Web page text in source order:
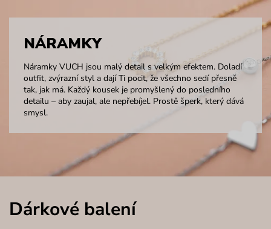
NÁRAMKY
Náramky VUCH jsou malý detail s velkým efektem. Doladí
outfit, zvýrazní styl a dají Ti pocit, že všechno sedí přesně
tak, jak má. Každý kousek je promyšlený do posledního
detailu – aby zaujal, ale nepřebíjel. Prostě šperk, který dává
smysl.
Dárkové balení